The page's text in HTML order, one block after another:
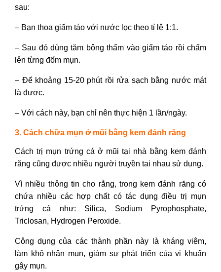
sau:
– Bạn thoa giấm táo với nước lọc theo tỉ lệ 1:1.
– Sau đó dùng tăm bông thấm vào giấm táo rồi chấm
lên từng đốm mụn.
– Để khoảng 15-20 phút rồi rửa sạch bằng nước mát
là được.
– Với cách này, bạn chỉ nên thực hiện 1 lần/ngày.
3. Cách chữa mụn ở mũi bằng kem đánh răng
Cách trị mụn trứng cá ở mũi tại nhà bằng kem đánh
răng cũng được nhiều người truyền tai nhau sử dụng.
Vì nhiều thông tin cho rằng, trong kem đánh răng có
chứa nhiều các hợp chất có tác dụng điều trị mụn
trứng cá như: Silica, Sodium Pyrophosphate,
Triclosan, Hydrogen Peroxide.
Công dụng của các thành phần này là kháng viêm,
làm khô nhân mụn, giảm sự phát triển của vi khuẩn
gây mụn.